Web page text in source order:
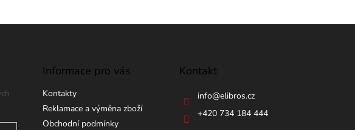
Informace pro vás
Kontakty
Reklamace a výměna zboží
Obchodní podmínky
Kontakt
info@elibros.cz
+420 734 184 444